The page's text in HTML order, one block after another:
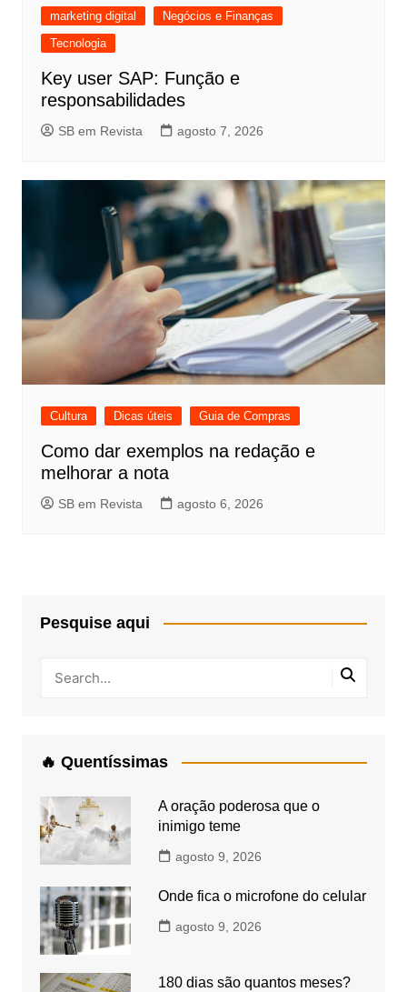
marketing digital
Negócios e Finanças
Tecnologia
Key user SAP: Função e
responsabilidades
SB em Revista agosto 7, 2026
Cultura Dicas úteis Guia de Compras
Como dar exemplos na redação e
melhorar a nota
SB em Revista agosto 6, 2026
Pesquise aqui
🔥 Quentíssimas
A oração poderosa que o
inimigo teme
agosto 9, 2026
Onde fica o microfone do celular
agosto 9, 2026
180 dias são quantos meses?